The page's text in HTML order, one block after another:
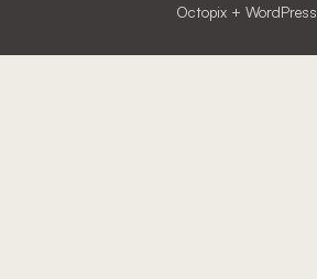
Octopix + WordPress